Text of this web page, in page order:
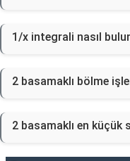
1/x integrali nasıl
2 basamaklı bölme
2 basamaklı en küçük